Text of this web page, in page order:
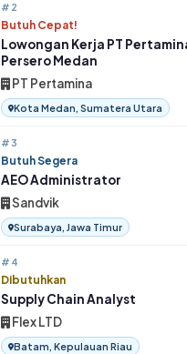
#2
Butuh Cepat!
Lowongan Kerja PT
Persero Medan
PT Pertamina
Kota Medan, Sumatera Utara
#3
Butuh Segera
AEO Administrator
Sandvik
Surabaya, Jawa Timur
#4
Dibutuhkan
Supply Chain Analyst
Flex LTD
Batam, Kepulauan Riau